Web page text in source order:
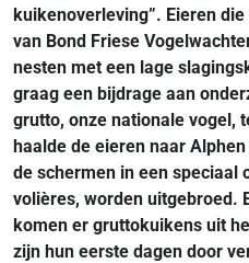
kuikenoverleving”. Eieren
van Bond Friese
nesten met een lage
graag een bijdrage aan
grutto, onze nationale vogel,
haalde de eieren naar
de schermen in een speciaal
volières, worden uitgebroed.
komen er gruttokuikens uit
zijn hun eerste dagen door